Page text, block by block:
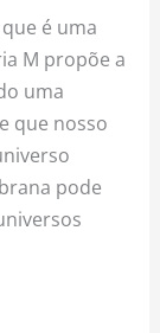
é uma
M propõe a
uma
que nosso
pode